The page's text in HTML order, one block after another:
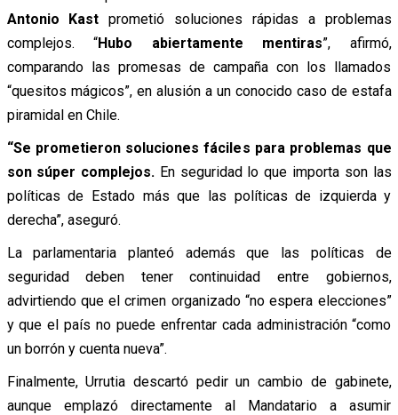
Antonio Kast prometió soluciones rápidas a problemas
complejos. “Hubo abiertamente mentiras”, afirmó,
comparando las promesas de campaña con los llamados
“quesitos mágicos”, en alusión a un conocido caso de estafa
piramidal en Chile.
“Se prometieron soluciones fáciles para problemas que
son súper complejos. En seguridad lo que importa son las
políticas de Estado más que las políticas de izquierda y
derecha”, aseguró.
La parlamentaria planteó además que las políticas de
seguridad deben tener continuidad entre gobiernos,
advirtiendo que el crimen organizado “no espera elecciones”
y que el país no puede enfrentar cada administración “como
un borrón y cuenta nueva”.
Finalmente, Urrutia descartó pedir un cambio de gabinete,
aunque emplazó directamente al Mandatario a asumir